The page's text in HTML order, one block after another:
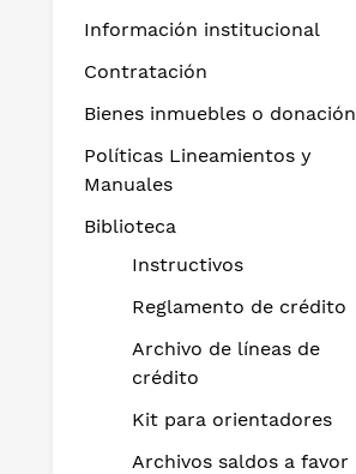
Información institucional
Contratación
Bienes inmuebles o donación
Políticas Lineamientos y
Manuales
Biblioteca
Instructivos
Reglamento de crédito
Archivo de líneas de
crédito
Kit para orientadores
Archivos saldos a favor